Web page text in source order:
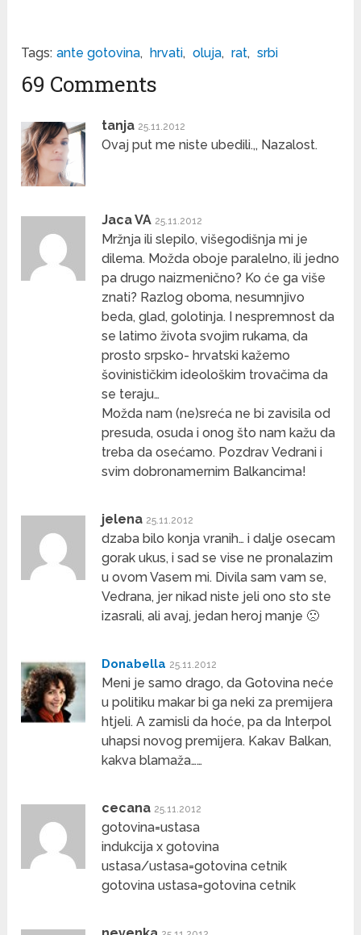
Tags: ante gotovina, hrvati, oluja, rat, srbi
69 Comments
tanja 25.11.2012
Ovaj put me niste ubedili.,, Nazalost.
Jaca VA 25.11.2012
Mržnja ili slepilo, višegodišnja mi je
dilema. Možda oboje paralelno, ili jedno
pa drugo naizmenično? Ko će ga više
znati? Razlog oboma, nesumnjivo
beda, glad, golotinja. I nespremnost da
se latimo života svojim rukama, da
prosto srpsko- hrvatski kažemo
šovinističkim ideološkim trovačima da
se teraju…
Možda nam (ne)sreća ne bi zavisila od
presuda, osuda i onog što nam kažu da
treba da osećamo. Pozdrav Vedrani i
svim dobronamernim Balkancima!
jelena 25.11.2012
dzaba bilo konja vranih… i dalje osecam
gorak ukus, i sad se vise ne pronalazim
u ovom Vasem mi. Divila sam vam se,
Vedrana, jer nikad niste jeli ono sto ste
izasrali, ali avaj, jedan heroj manje 🙁
Donabella 25.11.2012
Meni je samo drago, da Gotovina neće
u politiku makar bi ga neki za premijera
htjeli. A zamisli da hoće, pa da Interpol
uhapsi novog premijera. Kakav Balkan,
kakva blamaža……
cecana 25.11.2012
gotovina=ustasa
indukcija x gotovina
ustasa/ustasa=gotovina cetnik
gotovina ustasa=gotovina cetnik